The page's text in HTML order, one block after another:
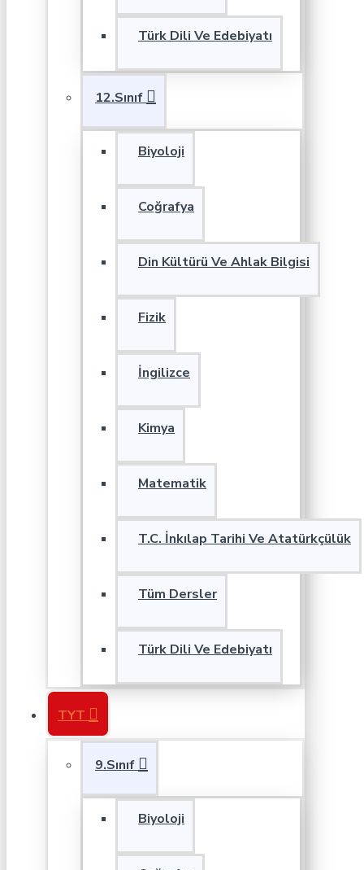
Türk Dili Ve Edebiyatı
12.Sınıf
Biyoloji
Coğrafya
Din Kültürü Ve Ahlak Bilgisi
Fizik
İngilizce
Kimya
Matematik
T.C. İnkılap Tarihi Ve Atatürkçülük
Tüm Dersler
Türk Dili Ve Edebiyatı
TYT
9.Sınıf
Biyoloji